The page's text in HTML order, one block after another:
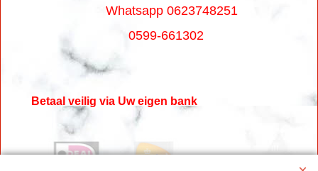
Whatsapp 0623748251
0599-661302
Betaal veilig via Uw eigen bank